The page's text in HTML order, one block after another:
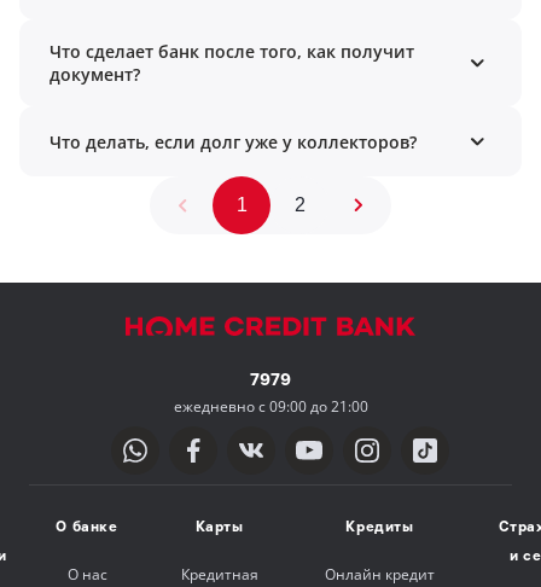
Что сделает банк после того, как получит
документ?
Что делать, если долг уже у коллекторов?
1 2
7979
ежедневно с 09:00 до 21:00
О банке
О нас
Карты
Кредитная
Кредиты
Онлайн кредит
и